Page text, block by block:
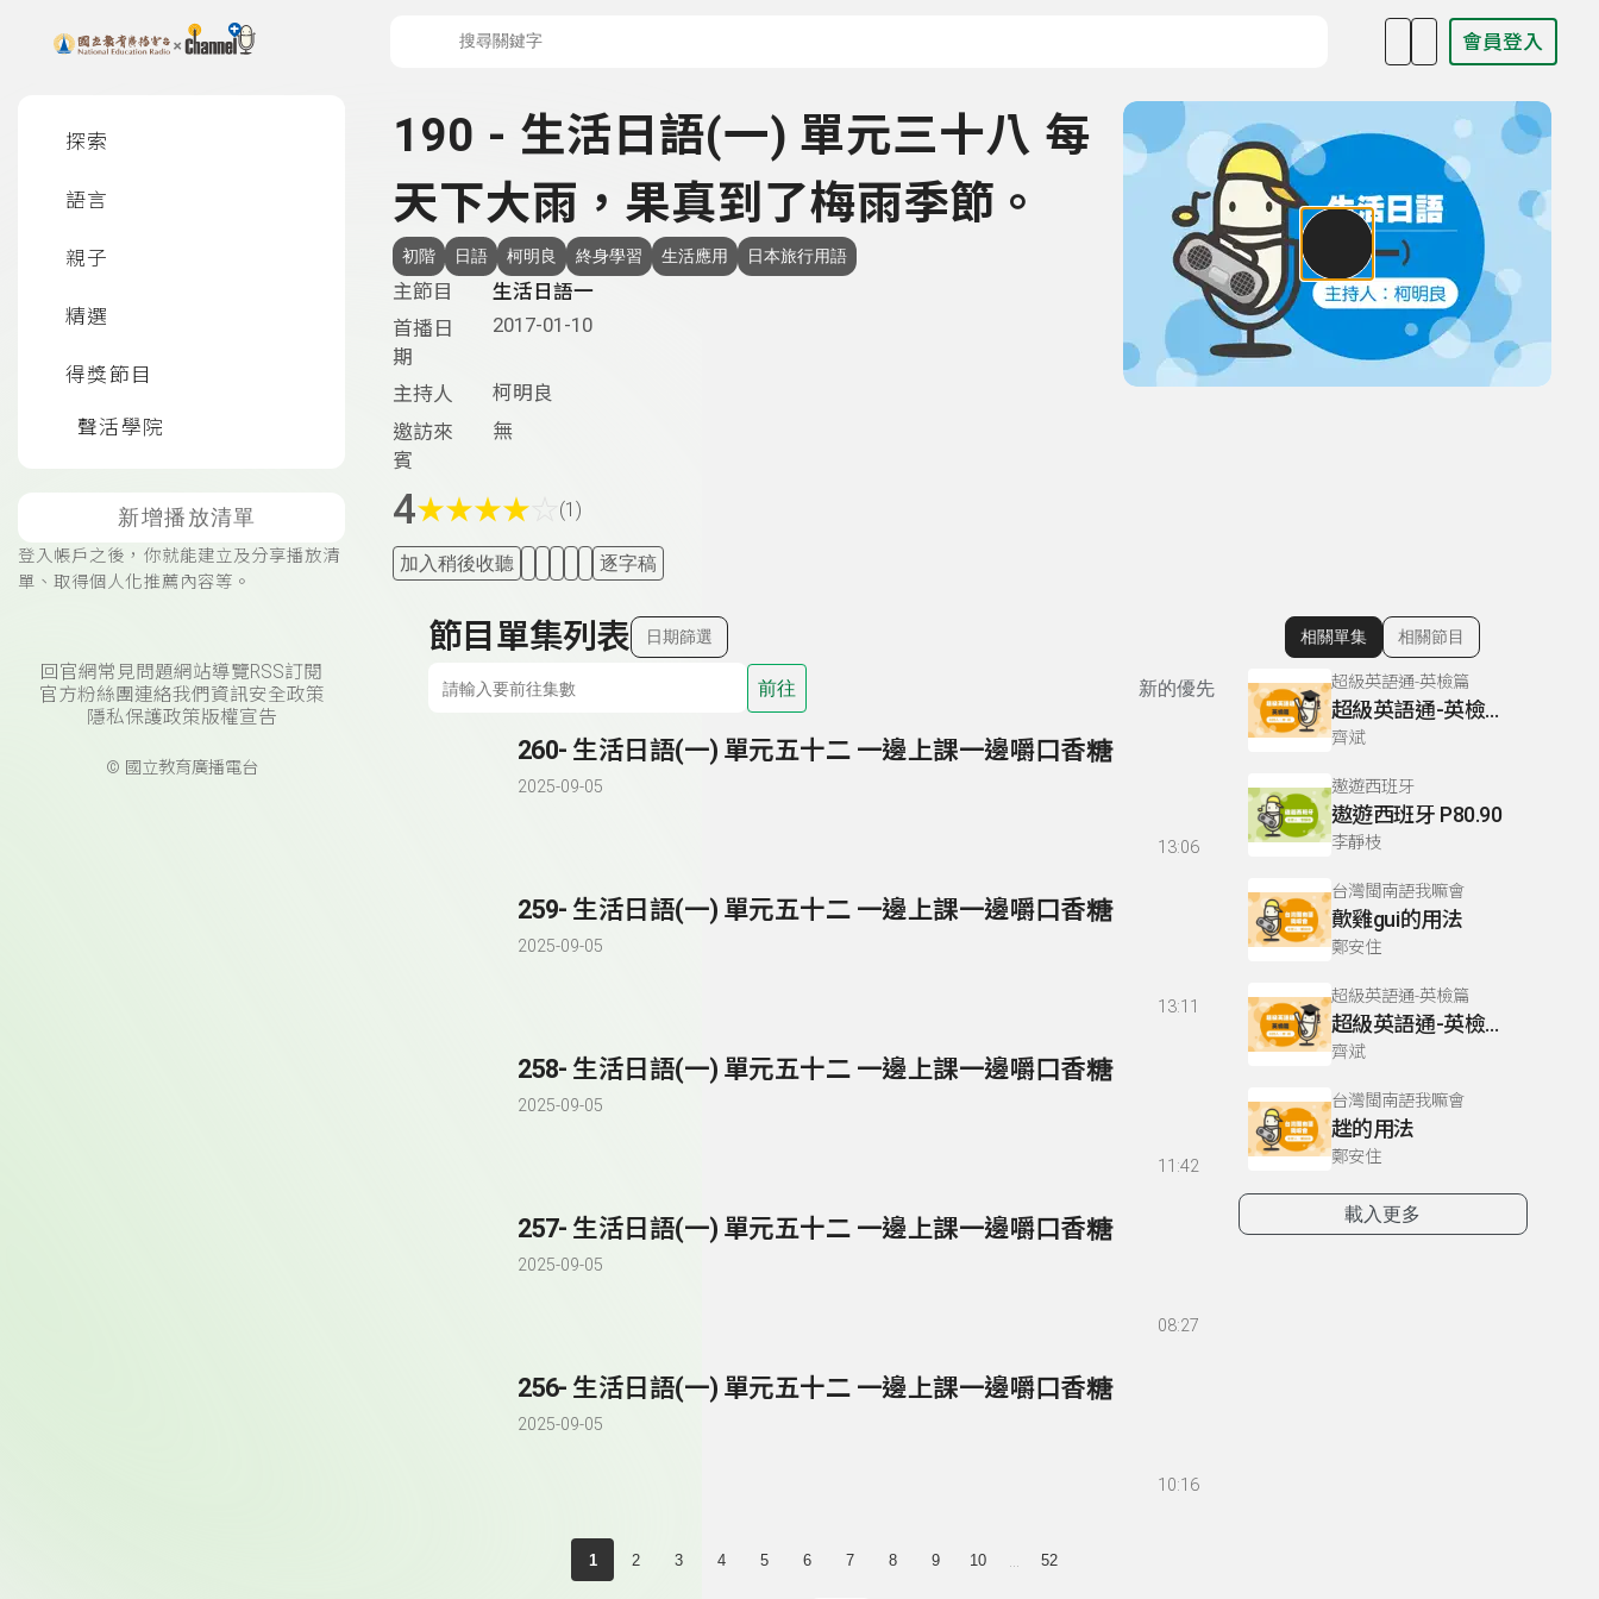
上方功能區塊 會員登入
探索
語言
親子
精選
得獎節目
聲活學院
新增播放清單
登入帳戶之後，你就能建立及分享播放清
單、取得個人化推薦內容等。
回官網常見問題網站導覽RSS訂閱
官方粉絲團連絡我們 資訊安全政策
隱私保護政策版權宣告
© 國立教育廣播電台
190 - 生活日語(一) 單元三十八 每
天下大雨，果真到了梅雨季節。
初階 日語 柯明良 終身學習 生活應用 日本旅行用語
主節目
生活日語一
首播日
期
2017-01-10
主持人
柯明良
邀訪來
賓
無
4★★★★ (1)
加入稍後收聽 逐字稿
節目單集列表 日期篩選
前往 新的優先
260- 生活日語(一) 單元五十二 一邊上課一邊嚼口香糖
2025-09-05
13:06
259- 生活日語(一) 單元五十二 一邊上課一邊嚼口香糖
2025-09-05
13:11
258- 生活日語(一) 單元五十二 一邊上課一邊嚼口香糖
2025-09-05
11:42
257- 生活日語(一) 單元五十二 一邊上課一邊嚼口香糖
2025-09-05
08:27
256- 生活日語(一) 單元五十二 一邊上課一邊嚼口香糖
2025-09-05
10:16
1 2 3 4 5 6 7 8 9 10 52
顯示相關單集
相關單集 相關節目
超級英語通-英檢篇
超級英語通-英檢篇 083 Cloze Test/段落填空-13
齊斌
遨遊西班牙
遨遊西班牙 P80.90
李靜枝
台灣閩南語我嘛會
歕雞gui的用法
鄭安住
超級英語通-英檢篇
超級英語通-英檢篇 035 Weekend Trip- 週末旅遊
齊斌
台灣閩南語我嘛會
趖的用法
鄭安住
載入更多